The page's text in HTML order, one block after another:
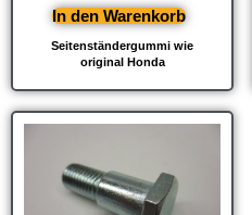
Seitenständergummi wie
original Honda
In den Warenkorb